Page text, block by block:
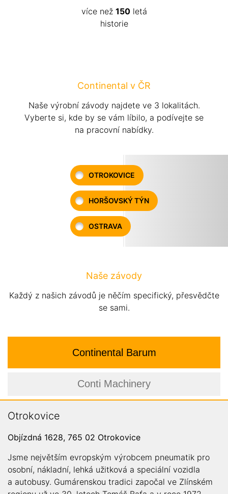
více než 150letá
historie
Continental v ČR
Naše výrobní závody najdete ve 3 lokalitách.
Vyberte si, kde by se vám líbilo, a podívejte se
na pracovní nabídky.
OTROKOVICE
HORŠOVSKÝ TÝN
OSTRAVA
Naše závody
Každý z našich závodů je něčím specifický, přesvědčte
se sami.
Continental Barum
Conti Machinery
Otrokovice
Objízdná 1628, 765 02 Otrokovice
Jsme největším evropským výrobcem pneumatik pro
osobní, nákladní, lehká užitková a speciální vozidla
a autobusy. Gumárenskou tradici započal ve Zlínském